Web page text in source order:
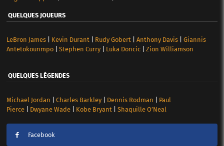
QUELQUES JOUEURS
LeBron James| Kevin Durant Rudy Gobert Anthony Davis| Giannis
Antetokounmpo| Stephen Curry| Luka Doncic| Zion Williamson
QUELQUES LÉGENDES
Michael Jordan Charles Barkley| Dennis Rodman
Paul
Pierce| Dwyane Wade| Kobe Bryant Shaquille O’Neal
Facebook